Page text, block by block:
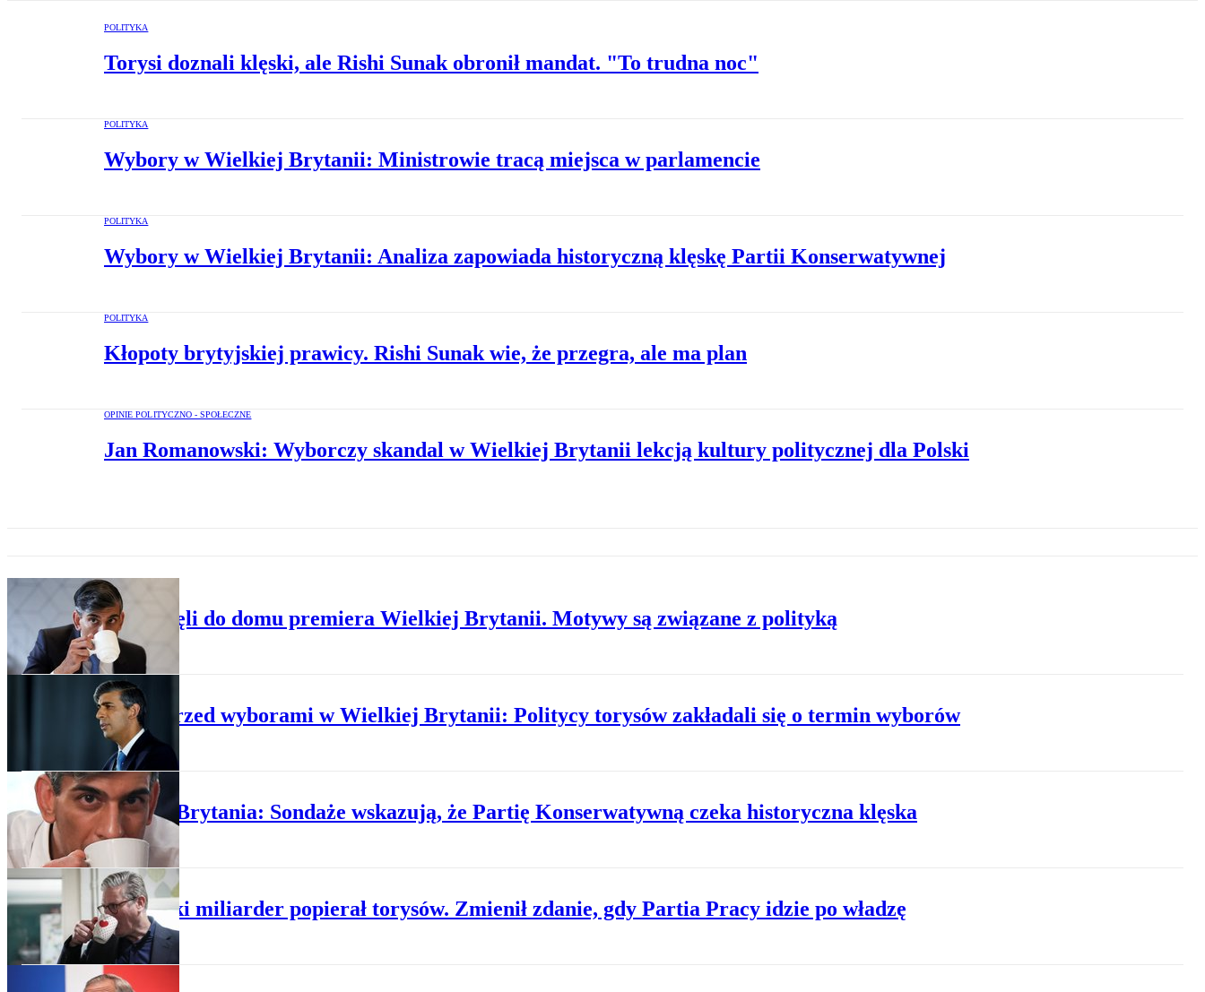
POLITYKA
Torysi doznali klęski, ale Rishi Sunak obronił mandat. "To trudna noc"
POLITYKA
Wybory w Wielkiej Brytanii: Ministrowie tracą miejsca w parlamencie
POLITYKA
Wybory w Wielkiej Brytanii: Analiza zapowiada historyczną klęskę Partii Konserwatywnej
POLITYKA
Kłopoty brytyjskiej prawicy. Rishi Sunak wie, że przegra, ale ma plan
OPINIE POLITYCZNO - SPOŁECZNE
Jan Romanowski: Wyborczy skandal w Wielkiej Brytanii lekcją kultury politycznej dla Polski
POLITYKA
Wtargnęli do domu premiera Wielkiej Brytanii. Motywy są związane z polityką
POLITYKA
Afera przed wyborami w Wielkiej Brytanii: Politycy torysów zakładali się o termin wyborów
POLITYKA
Wielka Brytania: Sondaże wskazują, że Partię Konserwatywną czeka historyczna klęska
POLITYKA
Brytyjski miliarder popierał torysów. Zmienił zdanie, gdy Partia Pracy idzie po władzę
POLITYKA